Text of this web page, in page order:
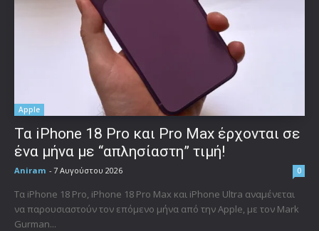
Apple
Τα iPhone 18 Pro και Pro Max έρχονται σε
ένα μήνα με “απλησίαστη” τιμή!
Aniram - 7 Αυγούστου 2026 0
Τα iPhone 18 Pro, iPhone 18 Pro Max και iPhone Ultra αναμένεται
να παρουσιαστούν τον επόμενο μήνα από την Apple, με τον Mark
Gurman...